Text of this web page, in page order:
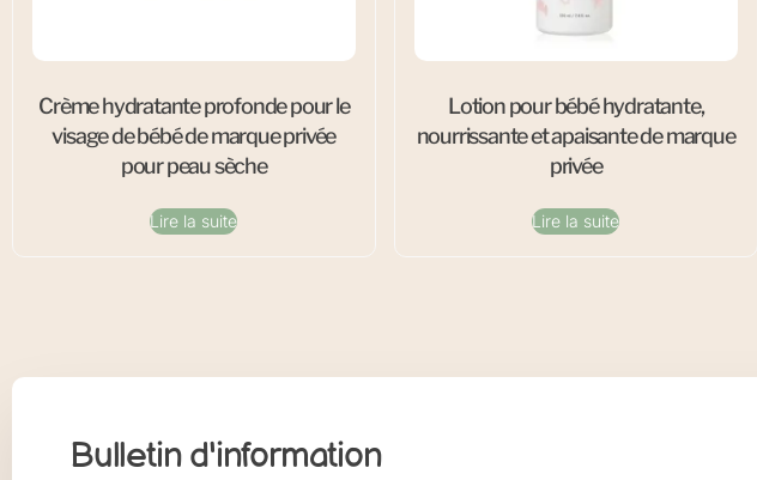
Crème hydratante profonde pour le
visage de bébé de marque privée
pour peau sèche
Lire la suite
Lotion pour bébé hydratante,
nourrissante et apaisante de marque
privée
Lire la suite
Bulletin d'information